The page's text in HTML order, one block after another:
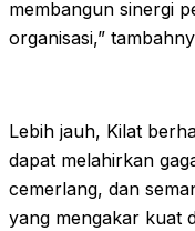
membangun sinergi
organisasi,”
Lebih jauh, Kilat
dapat melahirkan
cemerlang, dan
yang mengakar kuat